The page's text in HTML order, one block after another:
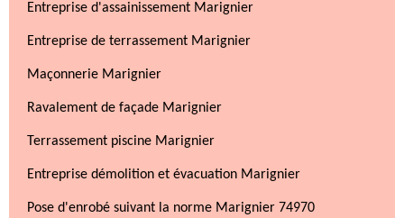
Entreprise d'assainissement Marignier
Entreprise de terrassement Marignier
Maçonnerie Marignier
Ravalement de façade Marignier
Terrassement piscine Marignier
Entreprise démolition et évacuation Marignier
Pose d'enrobé suivant la norme Marignier 74970